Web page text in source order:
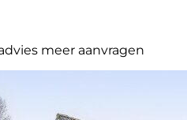
meer aanvragen